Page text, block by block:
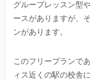
グループレッスン型
ースがありますが、
ンがあります。
このフリープランで
ィス近くの駅の校舎